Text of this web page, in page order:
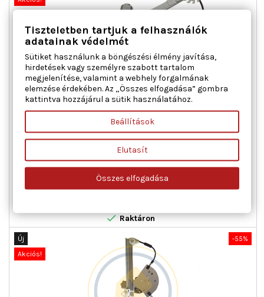
MAXGEAR 50-0297 ABLAKEMELŐ JOBB ELSŐ FIAT
Ajtók száma : 3 / 5, Beépítési oldal : jobb első, Csatlakozók
száma : 2, Kiegészítő cikk/kiegészítő info : Villanymotorral,
Működési mód : elektromos, Páros cikkszám : 350103317000
Ár
23 382 FtNormál
31 176 Ft
Raktáron
-55%
Új
Akciós!
Tiszteletben tartjuk a felhasználók
adatainak védelmét
Sütiket használunk a böngészési élmény javítása,
hirdetések vagy személyre szabott tartalom
megjelenítése, valamint a webhely forgalmának
elemzése érdekében. Az „Összes elfogadása” gombra
kattintva hozzájárul a sütik használatához.
Beállítások
Elutasít
Összes elfogadása